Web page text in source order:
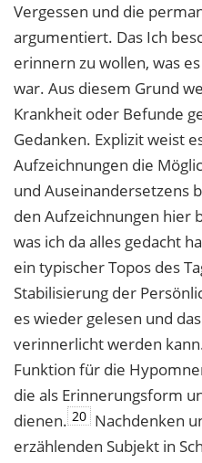
Vergessen und die
argumentiert. Das Ich
erinnern zu wollen, was
war. Aus diesem Grund
Krankheit oder Befunde
Gedanken. Explizit weist
Aufzeichnungen die
und Auseinandersetzens
den Aufzeichnungen hier
was ich da alles gedacht
ein typischer Topos des
Stabilisierung der
es wieder gelesen und
verinnerlicht werden
Funktion für die
die als Erinnerungsform
dienen. 20 Nachdenken
erzählenden Subjekt in